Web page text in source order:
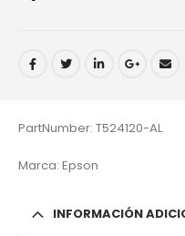
PartNumber: T524120-AL
Marca: Epson
INFORMACIÓN